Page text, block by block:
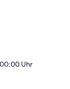
Uhr